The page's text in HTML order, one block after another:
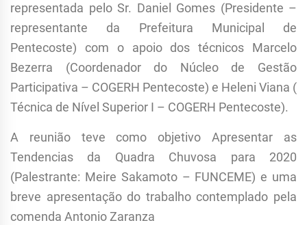
representada pelo Sr. Daniel Gomes (Presidente –
representante da Prefeitura Municipal de
Pentecoste) com o apoio dos técnicos Marcelo
Bezerra (Coordenador do Núcleo de Gestão
Participativa – COGERH Pentecoste) e Heleni Viana (
Técnica de Nível Superior I – COGERH Pentecoste).
A reunião teve como objetivo Apresentar as
Tendencias da Quadra Chuvosa para 2020
(Palestrante: Meire Sakamoto – FUNCEME) e uma
breve apresentação do trabalho contemplado pela
comenda Antonio Zaranza